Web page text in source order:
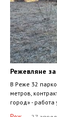
Режевляне
В Реже 32
метров,
город» - работа